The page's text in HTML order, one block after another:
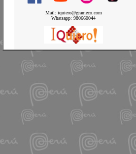
Mail: iquiero@grameco.com
Whatsapp: 980660044